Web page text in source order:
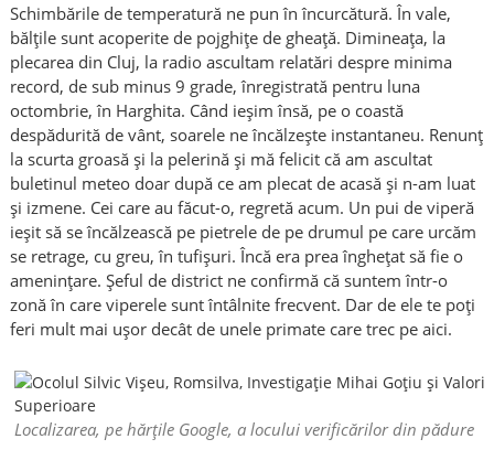
Schimbările de temperatură ne pun în încurcătură. În vale,
bălțile sunt acoperite de pojghițe de gheață. Dimineața, la
plecarea din Cluj, la radio ascultam relatări despre minima
record, de sub minus 9 grade, înregistrată pentru luna
octombrie, în Harghita. Când ieșim însă, pe o coastă
despădurită de vânt, soarele ne încălzește instantaneu. Renunț
la scurta groasă și la pelerină și mă felicit că am ascultat
buletinul meteo doar după ce am plecat de acasă și n-am luat
și izmene. Cei care au făcut-o, regretă acum. Un pui de viperă
ieșit să se încălzească pe pietrele de pe drumul pe care urcăm
se retrage, cu greu, în tufișuri. Încă era prea înghețat să fie o
amenințare. Șeful de district ne confirmă că suntem într-o
zonă în care viperele sunt întâlnite frecvent. Dar de ele te poți
feri mult mai ușor decât de unele primate care trec pe aici.
Localizarea, pe hărțile Google, a locului verificărilor din pădure